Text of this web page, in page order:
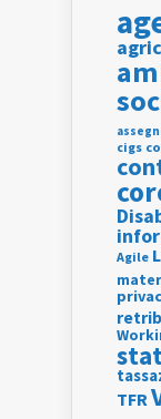
cigs
Agile
TFR